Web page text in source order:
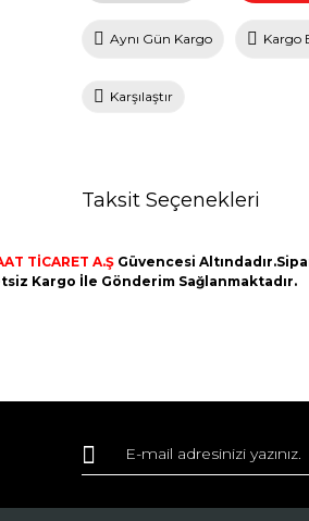
Aynı Gün Kargo Kargo
Karşılaştır
Taksit Seçenekleri
TİCARET A.Ş Güvencesi
Kargo İle Gönderim Sağlanmaktadır.
Yorum Yaz